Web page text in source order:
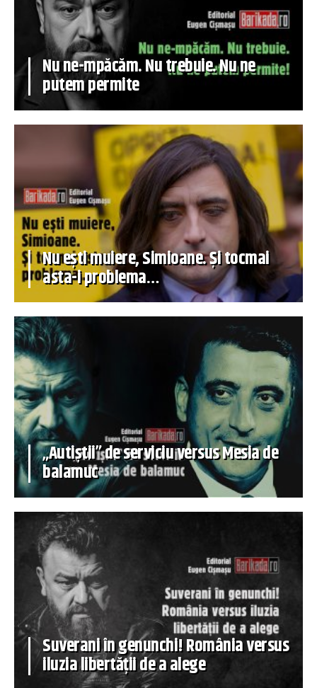
Nu ne-mpăcăm. Nu trebuie. Nu ne
putem permite
Nu ești muiere, Simioane. Și tocmai
asta-i problema…
„Autiștii” de serviciu versus Mesia de
balamuc
Suverani în genunchi! România versus
iluzia libertății de a alege